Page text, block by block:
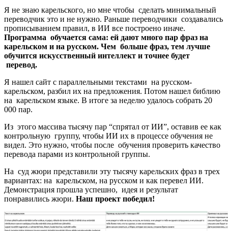
Я не знаю карельского, но мне чтобы сделать минимальный
переводчик это и не нужно. Раньше переводчики создавались
прописыванием правил, в ИИ все построено иначе.
Программа обучается сама: ей дают много пар фраз на
карельском и на русском. Чем больше фраз, тем лучше
обучится искусственный интеллект и точнее будет
перевод.
Я нашел сайт с параллельными текстами на русском-
карельском, разбил их на предложения. Потом нашел библию
на карельском языке. В итоге за неделю удалось собрать 20
000 пар.
Из этого массива тысячу пар “спрятал от ИИ”, оставив ее как
контрольную группу, чтобы ИИ их в процессе обучения не
видел. Это нужно, чтобы после обучения проверить качество
перевода парами из контрольной группы.
На суд жюри представили эту тысячу карельских фраз в трех
вариантах: на карельском, на русском и как перевел ИИ.
Демонстрация прошла успешно, идея и результат
понравились жюри. Наш проект победил!